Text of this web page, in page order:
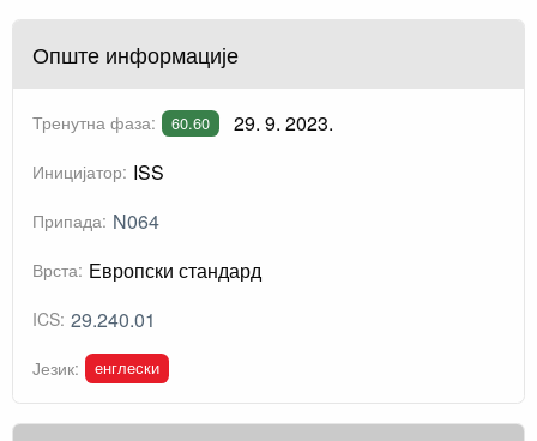
Опште информације
Тренутна фаза: 60.60 29. 9. 2023.
Иницијатор: ISS
Припада: N064
Врста: Европски стандард
ICS: 29.240.01
Језик: енглески